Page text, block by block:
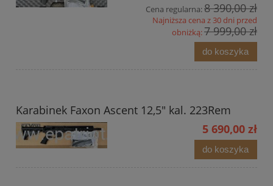
Cena regularna:8 390,00 zł
Najniższa cena z 30 dni przed
obniżką:7 999,00 zł
do koszyka
Karabinek Faxon Ascent 12,5" kal. 223Rem
5 690,00 zł
do koszyka